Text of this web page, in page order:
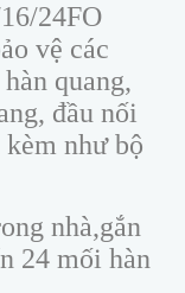
24FO
vệ các
quang,
đầu nối
như bộ
nhà,gắn
24 mối hàn